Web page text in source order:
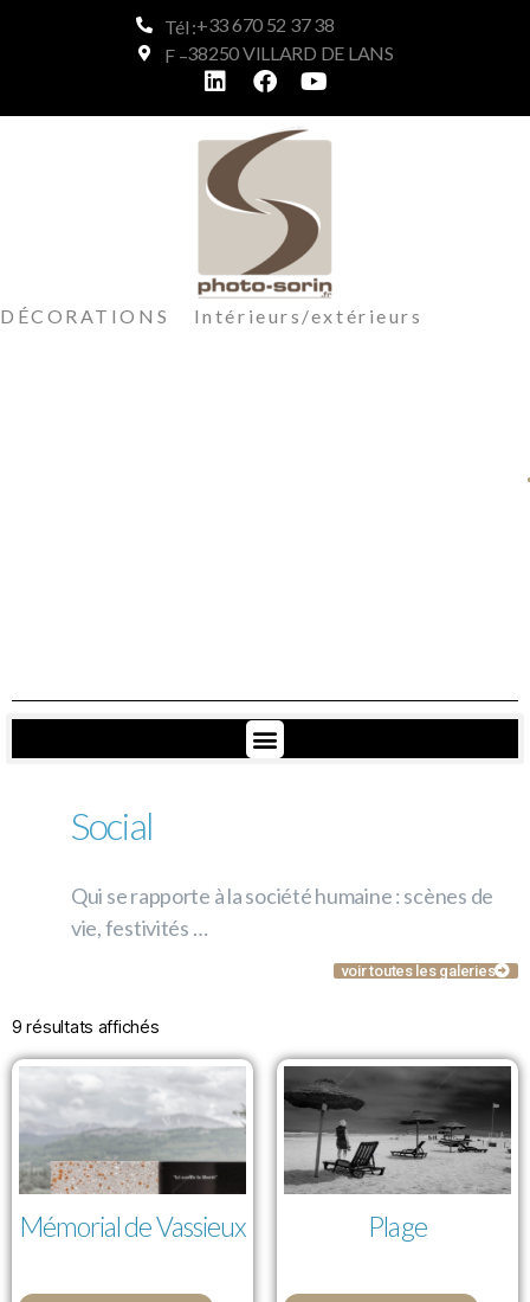
Tél :+33 670 52 37 38
F –38250 VILLARD DE LANS
DÉCORATIONS Intérieurs/extérieurs
Social
Qui se rapporte à la société humaine : scènes de
vie, festivités …
voir toutes les galeries
9 résultats affichés
Mémorial de Vassieux Plage